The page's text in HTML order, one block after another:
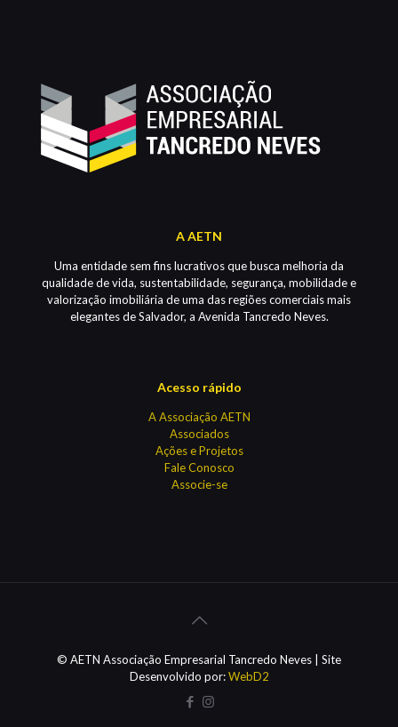
A AETN
Uma entidade sem fins lucrativos que busca melhoria da
qualidade de vida, sustentabilidade, segurança, mobilidade e
valorização imobiliária de uma das regiões comerciais mais
elegantes de Salvador, a Avenida Tancredo Neves.
Acesso rápido
A Associação AETN
Associados
Ações e Projetos
Fale Conosco
Associe-se
© AETN Associação Empresarial Tancredo Neves | Site
Desenvolvido por:WebD2